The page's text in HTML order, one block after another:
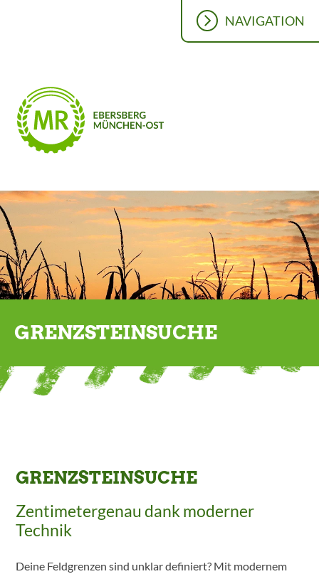
NAVIGATION
GRENZSTEINSUCHE
GRENZSTEINSUCHE
Zentimetergenau dank moderner
Technik
Deine Feldgrenzen sind unklar definiert? Mit modernem